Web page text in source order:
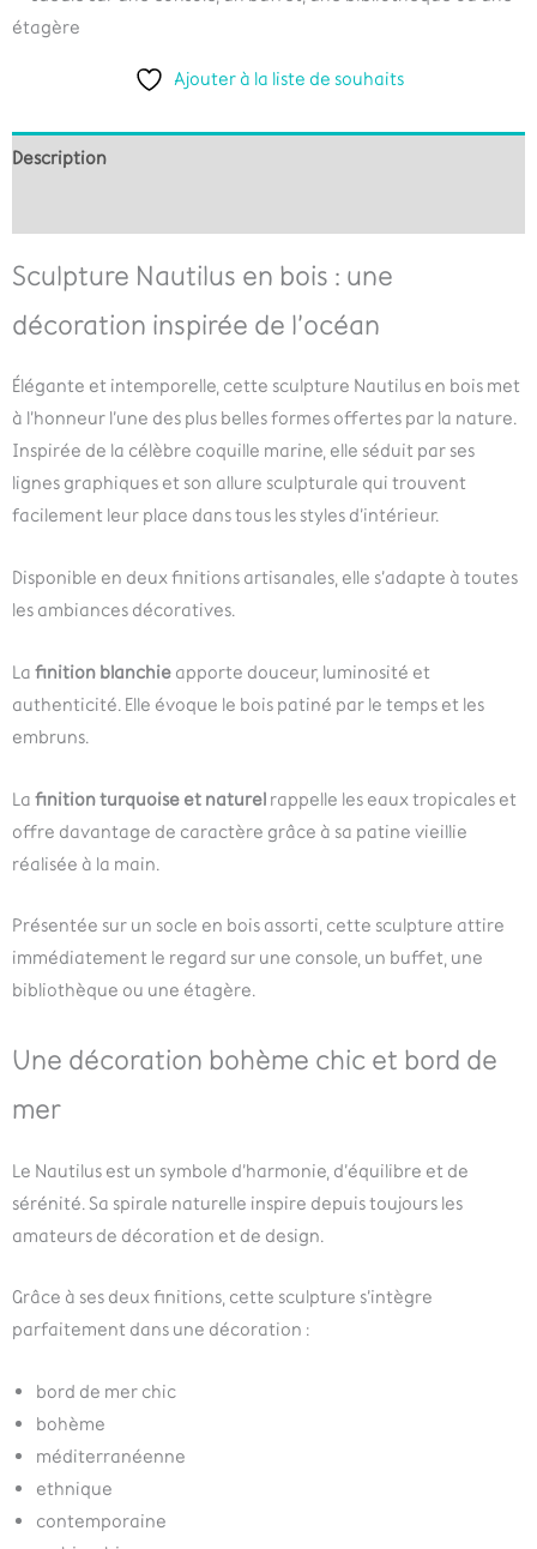
étagère
Ajouter à la liste de souhaits
Description
Sculpture Nautilus en bois : une
décoration inspirée de l’océan
Élégante et intemporelle, cette sculpture Nautilus en bois met
à l’honneur l’une des plus belles formes offertes par la nature.
Inspirée de la célèbre coquille marine, elle séduit par ses
lignes graphiques et son allure sculpturale qui trouvent
facilement leur place dans tous les styles d’intérieur.
Disponible en deux finitions artisanales, elle s’adapte à toutes
les ambiances décoratives.
La finition blanchie apporte douceur, luminosité et
authenticité. Elle évoque le bois patiné par le temps et les
embruns.
La finition turquoise et naturel rappelle les eaux tropicales et
offre davantage de caractère grâce à sa patine vieillie
réalisée à la main.
Présentée sur un socle en bois assorti, cette sculpture attire
immédiatement le regard sur une console, un buffet, une
bibliothèque ou une étagère.
Une décoration bohème chic et bord de
mer
Le Nautilus est un symbole d’harmonie, d’équilibre et de
sérénité. Sa spirale naturelle inspire depuis toujours les
amateurs de décoration et de design.
Grâce à ses deux finitions, cette sculpture s’intègre
parfaitement dans une décoration :
bord de mer chic
bohème
méditerranéenne
ethnique
contemporaine